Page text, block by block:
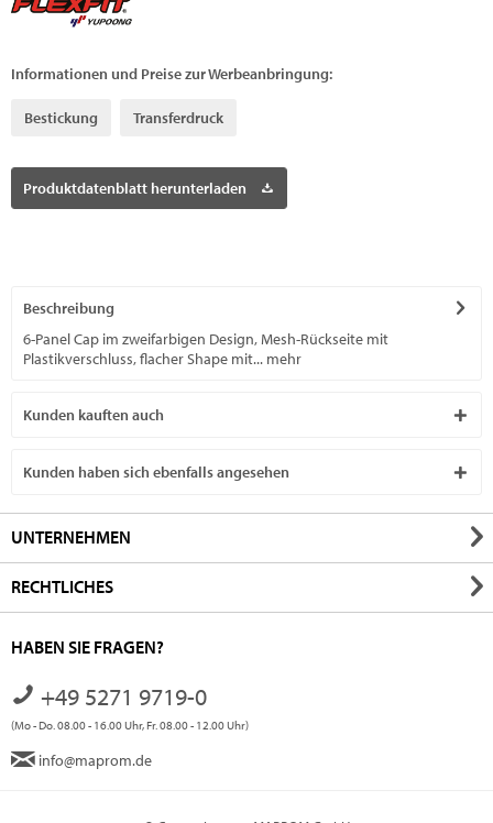
Informationen und Preise zur Werbeanbringung:
Bestickung Transferdruck
Produktdatenblatt herunterladen
Beschreibung
6-Panel Cap im zweifarbigen Design, Mesh-Rückseite mit
Plastikverschluss, flacher Shape mit... mehr
Kunden kauften auch
Kunden haben sich ebenfalls angesehen
UNTERNEHMEN
RECHTLICHES
HABEN SIE FRAGEN?
+49 5271 9719-0
(Mo - Do. 08.00 - 16.00 Uhr, Fr. 08.00 - 12.00 Uhr)
info@maprom.de